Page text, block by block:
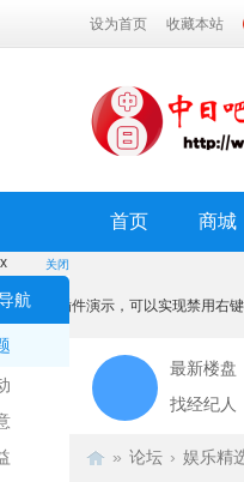
设为首页 收藏本站
首页 商城
关闭
航
x
本功能为插件演示，可以实现禁用右
我知道了
最新楼盘
找经纪人
» 论坛 › 娱乐精